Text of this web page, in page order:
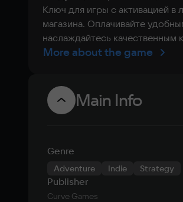
Ключ для игры с активацией в
магазина. Оплачивайте
наслаждайтесь качественным
More about the game
Main Info
Genre
Adventure Indie Strategy
Publisher
Curve Games